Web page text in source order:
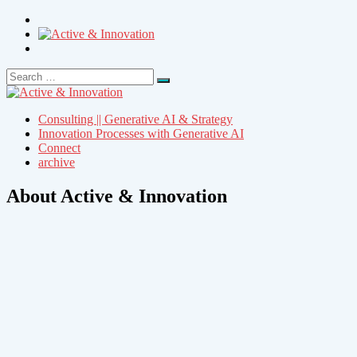
Search
for:
Search
Consulting || Generative AI & Strategy
Innovation Processes with Generative AI
Connect
archive
About Active & Innovation